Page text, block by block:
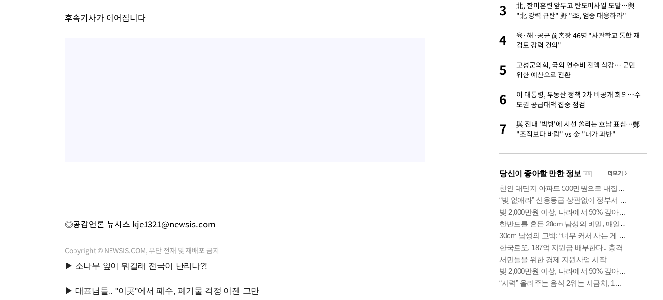
후속기사가 이어집니다
◎공감언론 뉴시스 kje1321@newsis.com
Copyright © NEWSIS.COM, 무단 전재 및 재배포 금지
3
北, 한미훈련 앞두고 탄도미사일 도발…與
"北 강력 규탄" 野 "李, 엄중 대응하라"
4
육·해·공군 前총장 46명 "사관학교 통합 재
검토 강력 건의"
5
고성군의회, 국외 연수비 전액 삭감… 군민
위한 예산으로 전환
6
이 대통령, 부동산 정책 2차 비공개 회의…수
도권 공급대책 집중 점검
7
與 전대 '박빙'에 시선 쏠리는 호남 표심…鄭
"조직보다 바람" vs 金 "내가 과반"